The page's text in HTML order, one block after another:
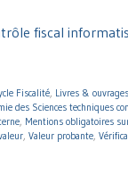
fiscal
Fiscalité Livres & ouvrages
des Sciences techniques
Mentions obligatoires
Valeur probante